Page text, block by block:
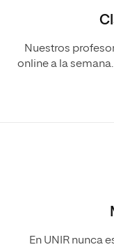
Nuestros
online a la
En UNIR nunca